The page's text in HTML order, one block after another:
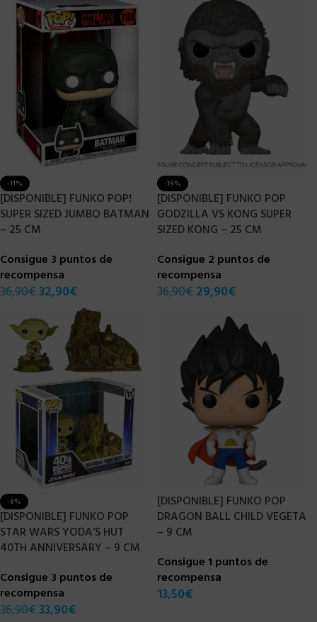
-11%
[DISPONIBLE] FUNKO POP!
SUPER SIZED JUMBO BATMAN
– 25 CM
Consigue 3 puntos de
recompensa
36,90€32,90€
-19%
[DISPONIBLE] FUNKO POP
GODZILLA VS KONG SUPER
SIZED KONG – 25 CM
Consigue 2 puntos de
recompensa
36,90€ 29,90€
-8%
[DISPONIBLE] FUNKO POP
STAR WARS YODA’S HUT
40TH ANNIVERSARY – 9 CM
Consigue 3 puntos de
recompensa
36,90€33,90€
[DISPONIBLE] FUNKO POP
DRAGON BALL CHILD VEGETA
– 9 CM
Consigue 1 puntos de
recompensa
13,50€